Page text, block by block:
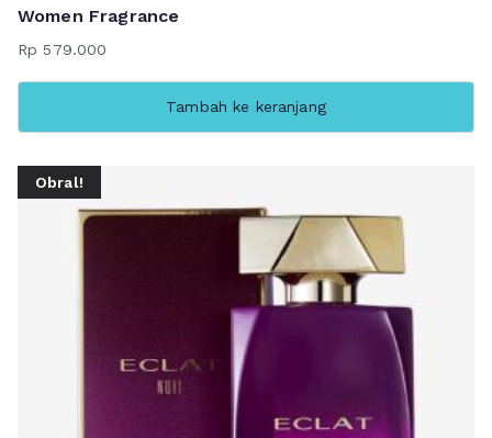
Women Fragrance
Rp 579.000
Tambah ke keranjang
Obral!